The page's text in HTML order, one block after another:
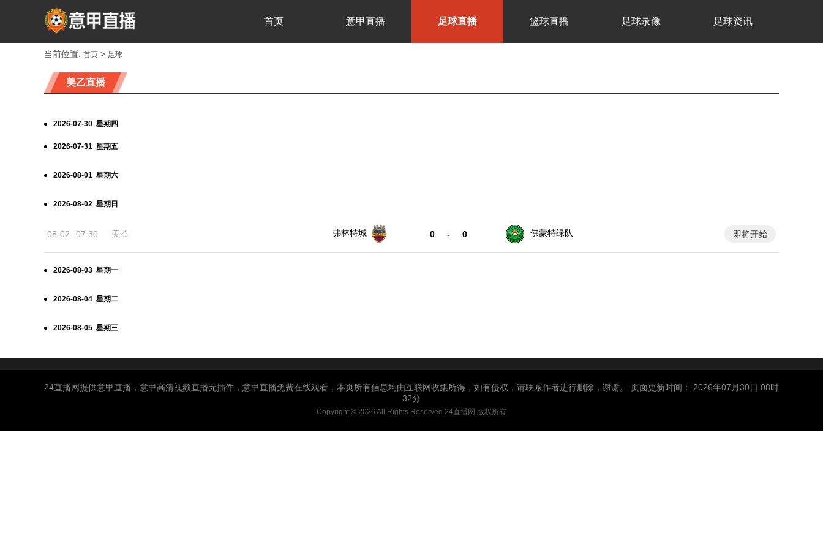
首页 意甲直播 足球直播 篮球直播 足球录像 足球资讯
当前位置: 首页 > 足球
美乙直播
2026-07-30 星期四
2026-07-31 星期五
2026-08-01 星期六
2026-08-02 星期日
08-02 07:30 美乙 弗林特城 0 - 0 佛蒙特绿队 即将开始
2026-08-03 星期一
2026-08-04 星期二
2026-08-05 星期三
24直播网提供意甲直播，意甲高清视频直播无插件，意甲直播免费在线观看，本页所有信息均由互联网收集所得，如有侵权，请联系作者进行删除，谢谢。 页面更新时间： 2026年07月30日 08时
32分
Copyright © 2026 All Rights Reserved 24直播网 版权所有